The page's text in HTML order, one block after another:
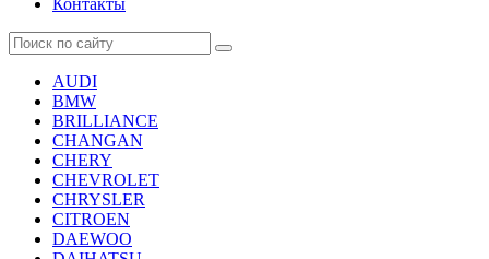
Контакты
AUDI
BMW
BRILLIANCE
CHANGAN
CHERY
CHEVROLET
CHRYSLER
CITROEN
DAEWOO